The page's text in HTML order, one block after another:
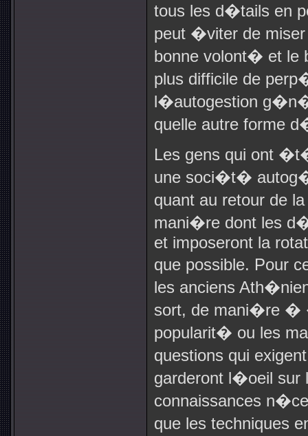
tous les d�tails en
peut �viter de
bonne volont� et le
plus difficile de
l�autogestion
quelle autre forme
Les gens qui ont
une soci�t�
quant au retour de
mani�re dont les
et imposeront la
que possible. Pour
les anciens
sort, de mani�re �
popularit� ou les
questions qui
garderont l�oeil
connaissances
que les techniques